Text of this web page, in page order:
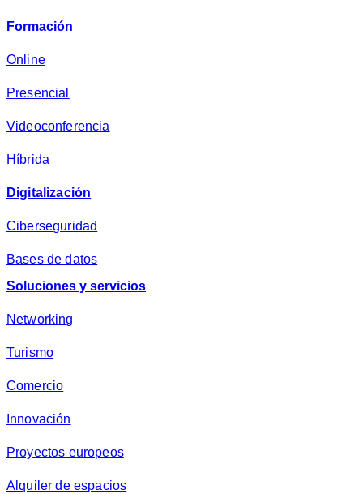
v
c
d
a
*
Formación
Online
Presencial
Videoconferencia
Híbrida
Digitalización
Ciberseguridad
Bases de datos
Soluciones y servicios
Networking
Turismo
Comercio
Innovación
Proyectos europeos
Alquiler de espacios